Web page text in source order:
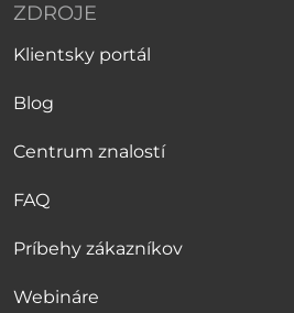
ZDROJE
Klientsky portál
Blog
Centrum znalostí
FAQ
Príbehy zákazníkov
Webináre